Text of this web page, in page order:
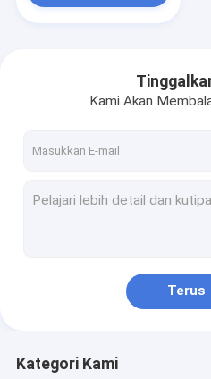
Kami Akan
Terus
Kategori Kami